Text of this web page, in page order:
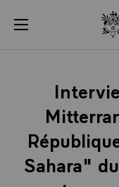
menu
Sahara"
Panneau de gestion